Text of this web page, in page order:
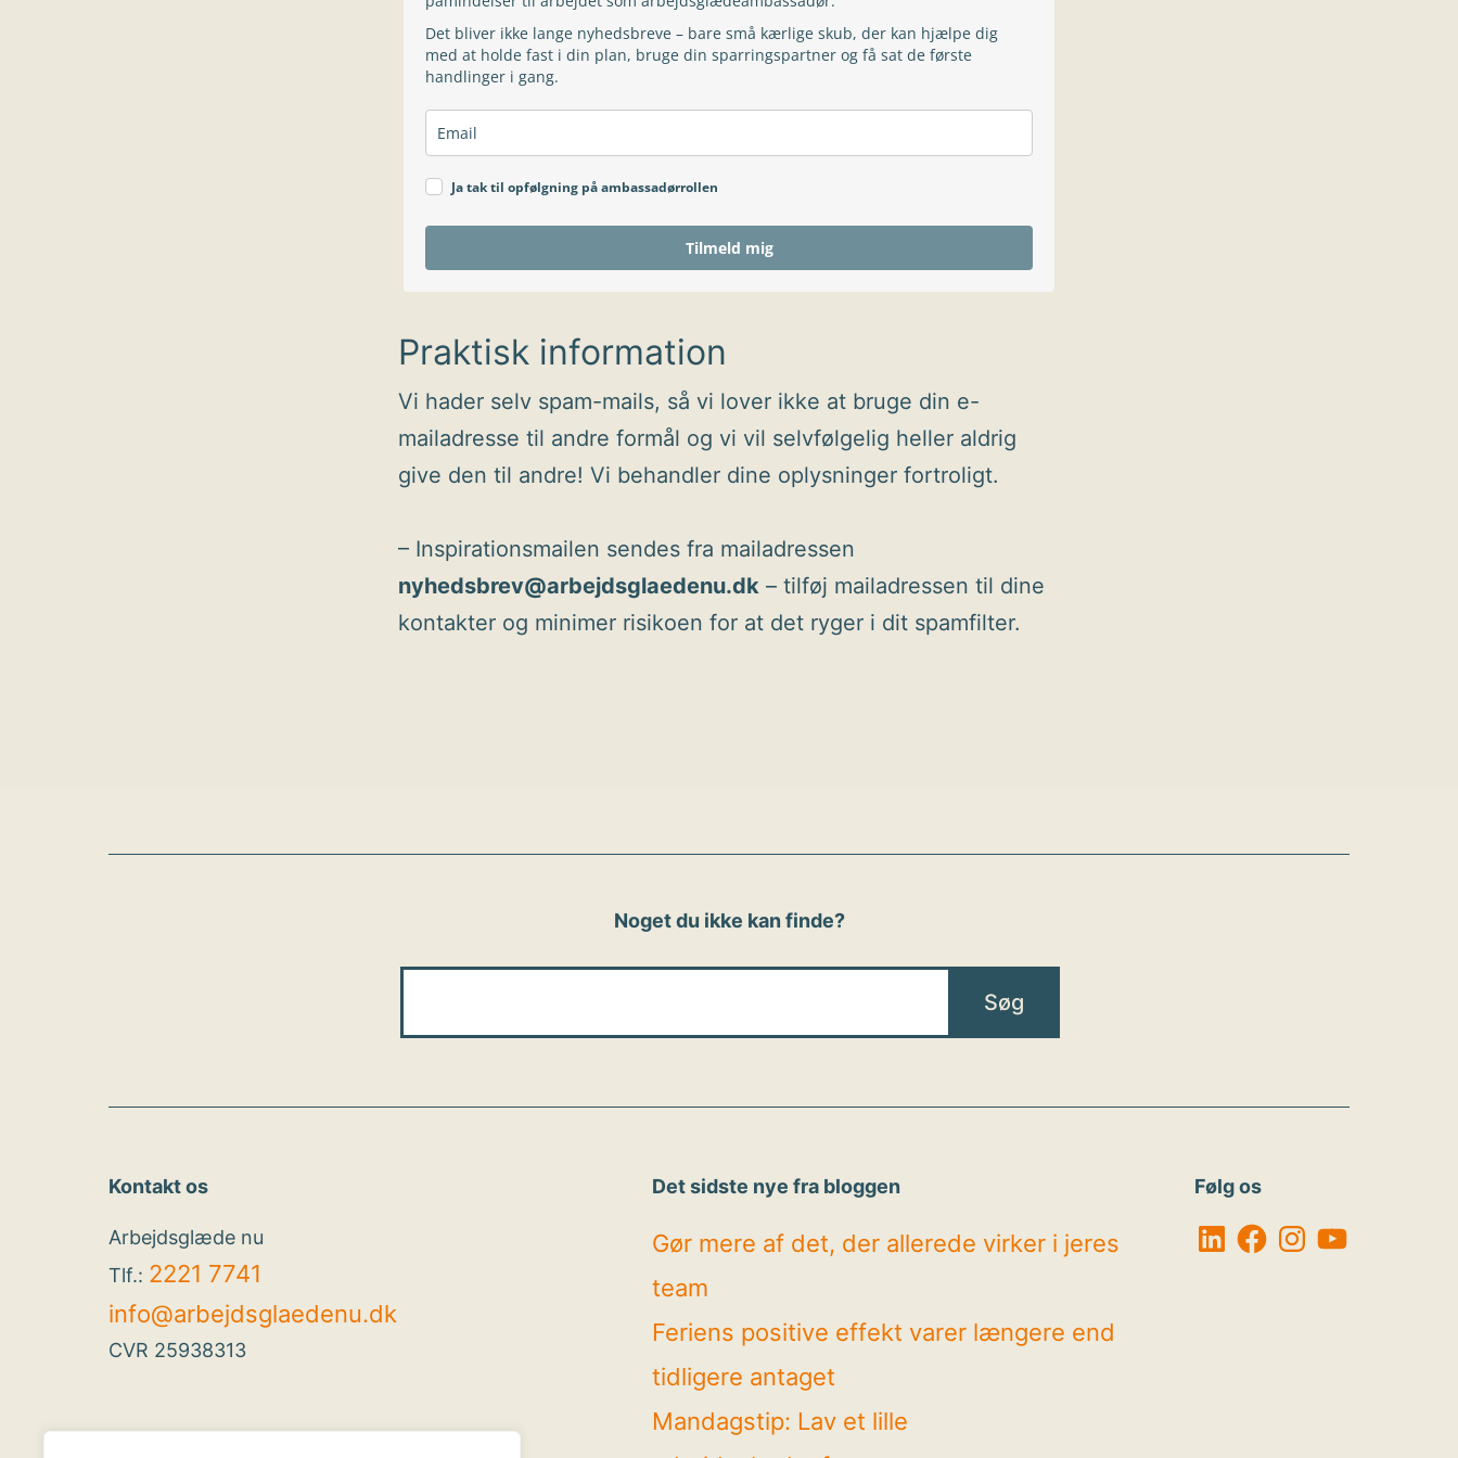
Det bliver ikke lange nyhedsbreve – bare små kærlige skub, der kan hjælpe dig
med at holde fast i din plan, bruge din sparringspartner og få sat de første
handlinger i gang.
Ja tak til opfølgning på ambassadørrollen
Tilmeld mig
Praktisk information
Vi hader selv spam-mails, så vi lover ikke at bruge din e-
mailadresse til andre formål og vi vil selvfølgelig heller aldrig
give den til andre! Vi behandler dine oplysninger fortroligt.
– Inspirationsmailen sendes fra mailadressen
nyhedsbrev@arbejdsglaedenu.dk – tilføj mailadressen til dine
kontakter og minimer risikoen for at det ryger i dit spamfilter.
Noget du ikke kan finde?
Kontakt os
Arbejdsglæde nu
Tlf.: 2221 7741
info@arbejdsglaedenu.dk
CVR 25938313
Det sidste nye fra bloggen
Gør mere af det, der allerede virker i jeres
team
Feriens positive effekt varer længere end
tidligere antaget
Mandagstip: Lav et lille
Følg os
LinkedIn
Facebook
Instagram
YouTube